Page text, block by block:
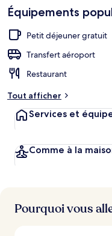
cœur
Équipements
Petit déjeuner gratuit
Transfert aéroport
Restaurant
Tout afficher
Services et
Comme à la
Pourquoi vous